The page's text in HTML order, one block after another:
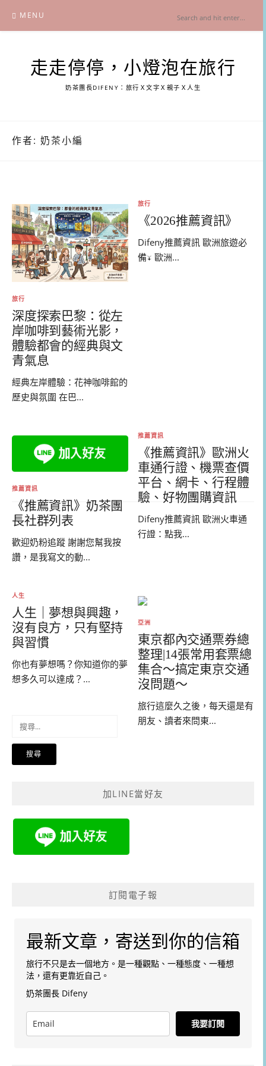
content
MENU
走走停停，小燈泡在旅行
奶茶團長DIFENY：旅行Ｘ文字Ｘ親子Ｘ人生
作者: 奶茶小編
旅行
深度探索巴黎：從左
岸咖啡到藝術光影，
體驗都會的經典與文
青氣息
經典左岸體驗：花神咖啡館的
歷史與氛圍 在巴...
旅行
《2026推薦資訊》
Difeny推薦資訊 歐洲旅遊必
備↓ 歐洲...
推薦資訊
《推薦資訊》奶茶團
長社群列表
歡迎奶粉追蹤 謝謝您幫我按
讚，是我寫文的動...
推薦資訊
《推薦資訊》歐洲火
車通行證、機票查價
平台、網卡、行程體
驗、好物團購資訊
Difeny推薦資訊 歐洲火車通
行證：點我...
人生
人生｜夢想與興趣，
沒有良方，只有堅持
與習慣
你也有夢想嗎？你知道你的夢
想多久可以達成？...
亞洲
東京都內交通票券總
整理|14張常用套票總
集合～搞定東京交通
沒問題～
旅行這麼久之後，每天還是有
朋友、讀者來問東...
關
加LINE當好友
訂閱電子報
最新文章，寄送到你的信箱
旅行不只是去一個地方。是一種觀點、一種態度、一種想
法，還有更靠近自己。
奶茶團長 Difeny
我要訂閱